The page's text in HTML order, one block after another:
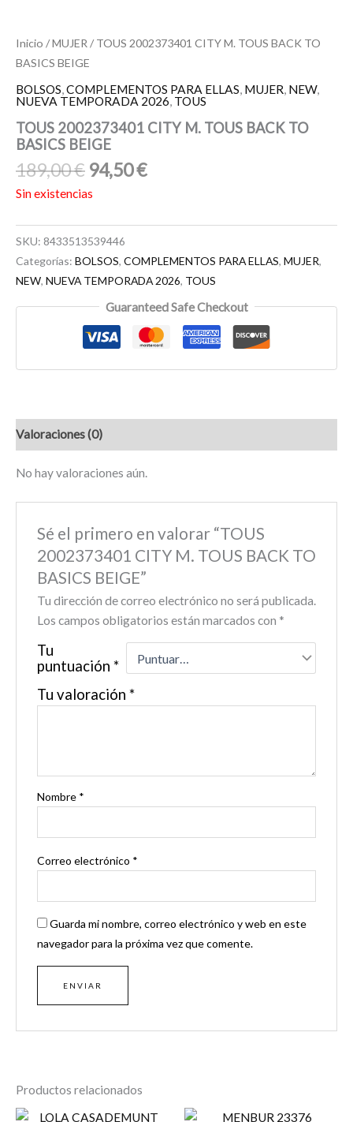
Inicio /MUJER / TOUS 2002373401 CITY M. TOUS BACK TO
BASICS BEIGE
BOLSOS,COMPLEMENTOS PARA ELLAS, MUJER, NEW,
NUEVA TEMPORADA 2026, TOUS
TOUS 2002373401 CITY M. TOUS BACK TO
BASICS BEIGE
189,00€ 94,50€
Sin existencias
SKU: 8433513539446
Categorías: BOLSOS, COMPLEMENTOS PARA ELLAS, MUJER,
NEW, NUEVA TEMPORADA 2026, TOUS
Guaranteed Safe Checkout
Valoraciones (0)
No hay valoraciones aún.
Sé el primero en valorar “TOUS
2002373401 CITY M. TOUS BACK TO
BASICS BEIGE”
Tu dirección de correo electrónico no será publicada.
Los campos obligatorios están marcados con *
Tu
puntuación *
Tu valoración *
Nombre *
Correo electrónico *
Guarda mi nombre, correo electrónico y web en este
navegador para la próxima vez que comente.
Productos relacionados
El
El
El
El